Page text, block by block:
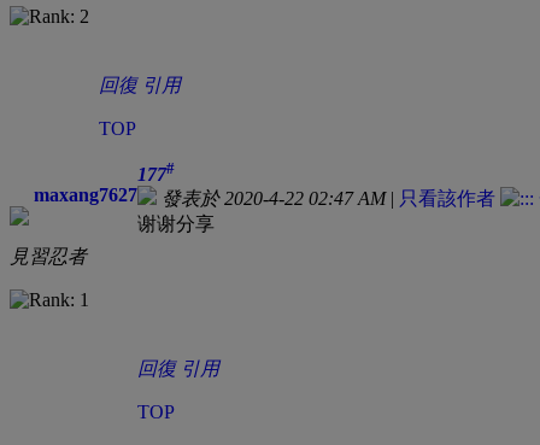
回復 引用
TOP
maxang7627
見習忍者
177#
發表於 2020-4-22 02:47 AM| 只看該作者
谢谢分享
回復 引用
TOP